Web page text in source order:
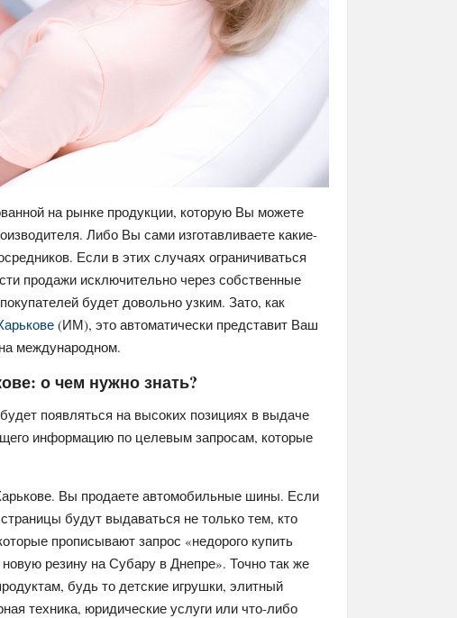
на рынке продукции, которую Вы можете
Либо Вы сами изготавливаете какие-
Если в этих случаях ограничиваться
продажи исключительно через собственные
будет довольно узким. Зато, как
(ИМ), это автоматически представит Ваш
международном.
о чем нужно знать?
появляться на высоких позициях в выдаче
информацию по целевым запросам, которые
Вы продаете автомобильные шины. Если
будут выдаваться не только тем, кто
прописывают запрос «недорого купить
резину на Субару в Днепре». Точно так же
будь то детские игрушки, элитный
техника, юридические услуги или что-либо